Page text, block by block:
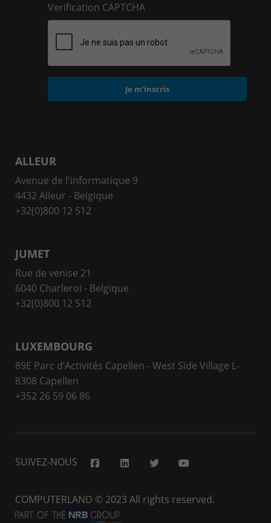
Verification CAPTCHA
ALLEUR
Avenue de l'informatique 9
4432 Alleur - Belgique
+32(0)800 12 512
JUMET
Rue de venise 21
6040 Charleroi - Belgique
+32(0)800 12 512
LUXEMBOURG
89E Parc d’Activités Capellen - West Side Village L-
8308 Capellen
+352 26 59 06 86
SUIVEZ-NOUS
COMPUTERLAND © 2023 All rights reserved.